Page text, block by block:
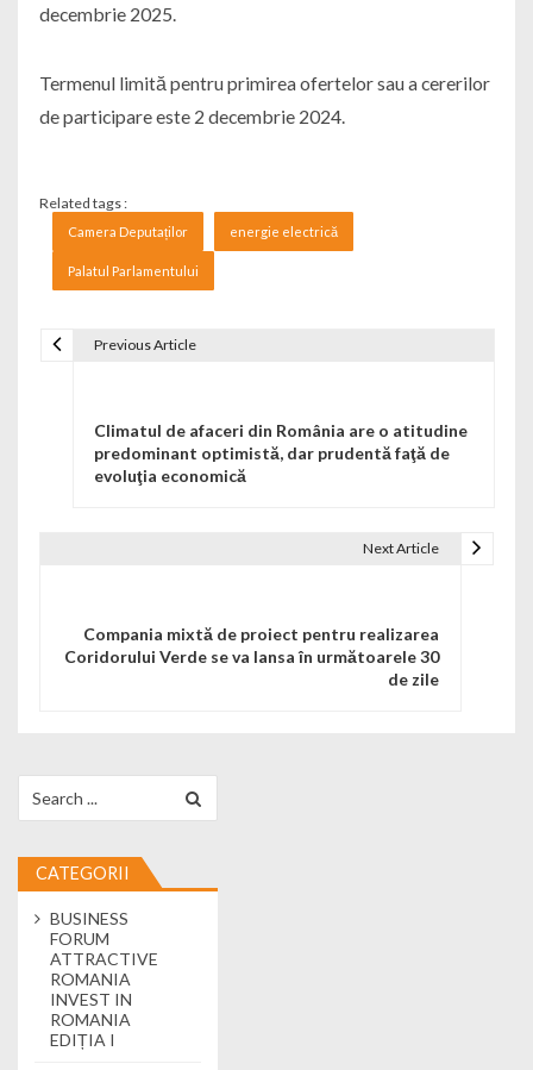
decembrie 2025.
Termenul limită pentru primirea ofertelor sau a cererilor
de participare este 2 decembrie 2024.
Related tags :
Camera Deputaților energie electrică
Palatul Parlamentului
Previous Article
Climatul de afaceri din România are o atitudine
predominant optimistă, dar prudentă faţă de
evoluţia economică
Next Article
Compania mixtă de proiect pentru realizarea
Coridorului Verde se va lansa în următoarele 30
de zile
CATEGORII
BUSINESS
FORUM
ATTRACTIVE
ROMANIA
INVEST IN
ROMANIA
EDIȚIA I